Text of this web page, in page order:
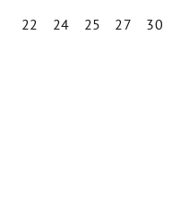
22
24 25 27 30